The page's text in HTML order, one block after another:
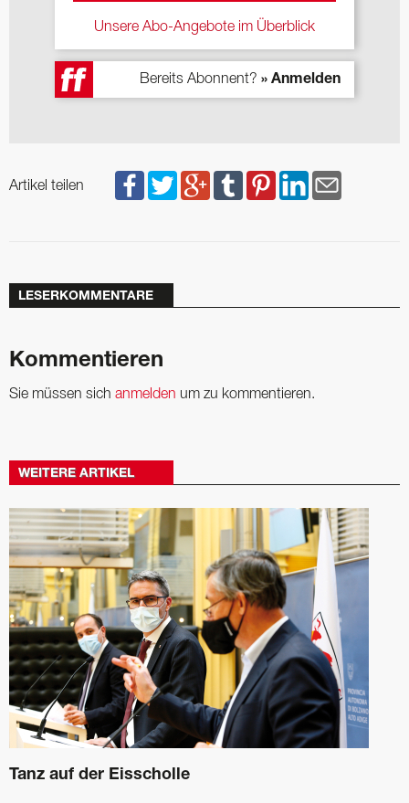
Unsere Abo-Angebote im Überblick
Bereits Abonnent? » Anmelden
Artikel teilen
LESERKOMMENTARE
Kommentieren
Sie müssen sich anmelden um zu kommentieren.
WEITERE ARTIKEL
Tanz auf der Eisscholle